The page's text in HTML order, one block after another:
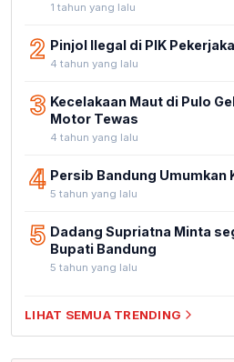
1 tahun yang lalu
2 Pinjol Ilegal di PIK
4 tahun yang lalu
3 Kecelakaan Maut di Pulo
Motor Tewas
4 tahun yang lalu
4 Persib Bandung Umumkan
5 tahun yang lalu
5 Dadang Supriatna Minta
Bupati Bandung
5 tahun yang lalu
LIHAT SEMUA TRENDING